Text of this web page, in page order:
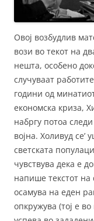
Овој возбудлив
вози во текот на
нешта, особено
случуваат
години од
економска криза,
набргу потоа
војна. Холивуд
светската
чувствува дека е
напише текстот на
осамува на еден
опкружува (тој е